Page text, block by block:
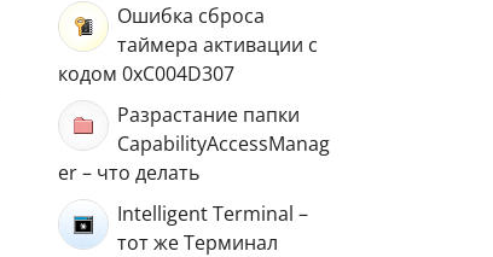
Ошибка сброса
таймера активации с
кодом 0xC004D307
Разрастание папки
CapabilityAccessManag
er – что делать
Intelligent Terminal –
тот же Терминал